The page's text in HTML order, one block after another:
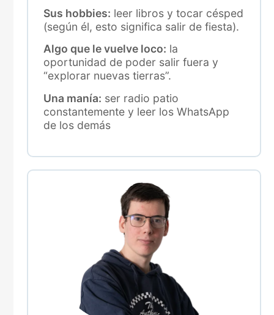
Sus hobbies: leer libros y tocar césped
(según él, esto significa salir de fiesta).
Algo que le vuelve loco: la
oportunidad de poder salir fuera y
“explorar nuevas tierras”.
Una manía: ser radio patio
constantemente y leer los WhatsApp
de los demás